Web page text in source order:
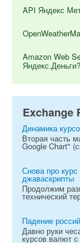
API Яндекс
Amazon Web
Яндекс.Деньги?
Exchange
Динамика
Вторая часть
Google Chart"
Снова про
джаваскрипты
Продолжим
технический
Падение
Давно руки
курсов валют